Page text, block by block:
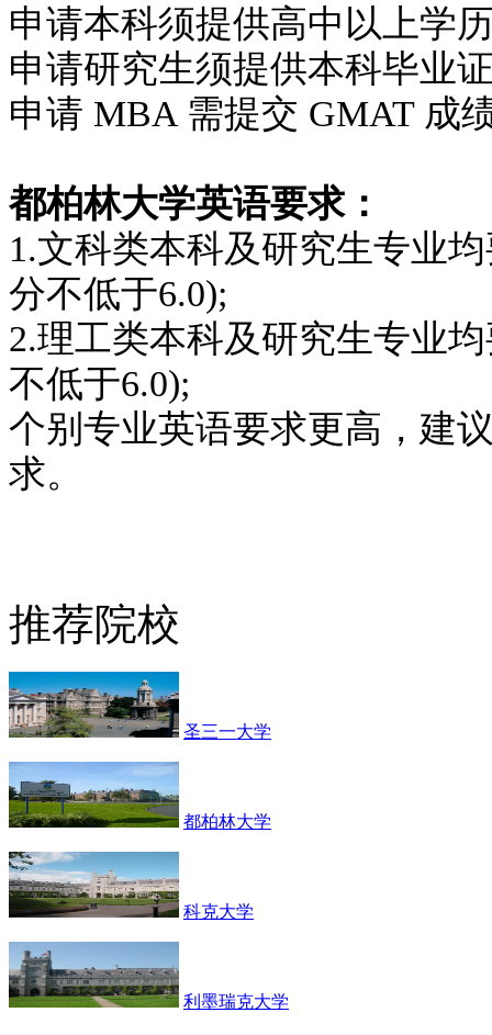
申请本科须提供高中以上学
申请研究生须提供本科毕业
申请 MBA 需提交 GMAT 成
都柏林大学英语要求：
1.文科类本科及研究生专业
分不低于6.0);
2.理工类本科及研究生专业
不低于6.0);
个别专业英语要求更高，建
求。
推荐院校
圣三一大学
都柏林大学
科克大学
利墨瑞克大学